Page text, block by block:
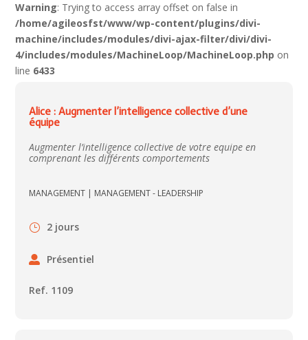
Warning: Trying to access array offset on false in
/home/agileosfst/www/wp-content/plugins/divi-
machine/includes/modules/divi-ajax-filter/divi/divi-
4/includes/modules/MachineLoop/MachineLoop.php on
line 6433
Alice : Augmenter l’intelligence collective d’une
équipe
Augmenter l’intelligence collective de votre equipe en
comprenant les différents comportements
MANAGEMENT | MANAGEMENT - LEADERSHIP
2 jours
Présentiel
Ref. 1109